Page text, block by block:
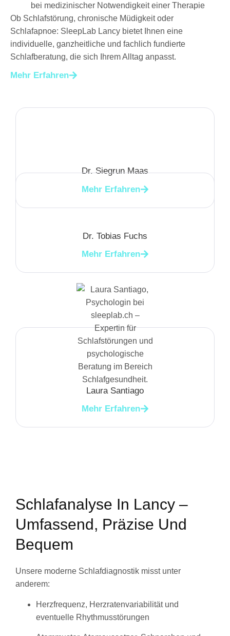
bei medizinischer Notwendigkeit einer Therapie
Ob Schlafstörung, chronische Müdigkeit oder
Schlafapnoe: SleepLab Lancy bietet Ihnen eine
individuelle, ganzheitliche und fachlich fundierte
Schlafberatung, die sich Ihrem Alltag anpasst.
Mehr Erfahren
Dr. Siegrun Maas
Mehr Erfahren
Dr. Tobias Fuchs
Mehr Erfahren
Laura Santiago
Mehr Erfahren
Schlafanalyse In Lancy –
Umfassend, Präzise Und
Bequem
Unsere moderne Schlafdiagnostik misst unter
anderem:
Herzfrequenz, Herzratenvariabilität und
eventuelle Rhythmusstörungen